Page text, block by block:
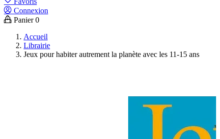
Connexion
Panier 0
Accueil
Librairie
Jeux pour habiter autrement la planète avec les 11-15 ans